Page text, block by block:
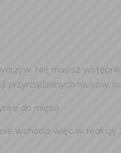
Nie musisz
przyrządzanych musów,
do mięsa.
wchodzi więc w reakcję